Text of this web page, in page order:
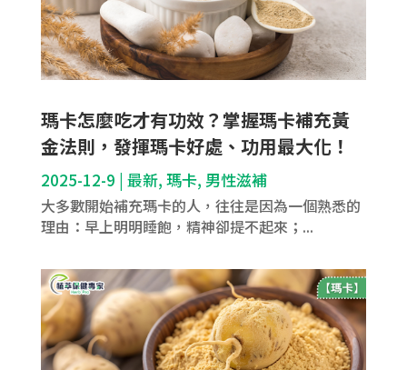
瑪卡怎麼吃才有功效？掌握瑪卡補充黃
金法則，發揮瑪卡好處、功用最大化！
2025-12-9 | 最新, 瑪卡, 男性滋補
大多數開始補充瑪卡的人，往往是因為一個熟悉的
理由：早上明明睡飽，精神卻提不起來；...